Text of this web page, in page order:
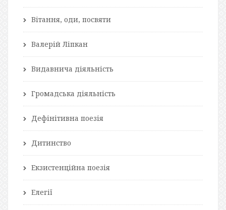
Вітання, оди, посвяти
Валерій Ліпкан
Видавнича діяльність
Громадська діяльність
Дефінітивна поезія
Дитинство
Екзистенційна поезія
Елегії